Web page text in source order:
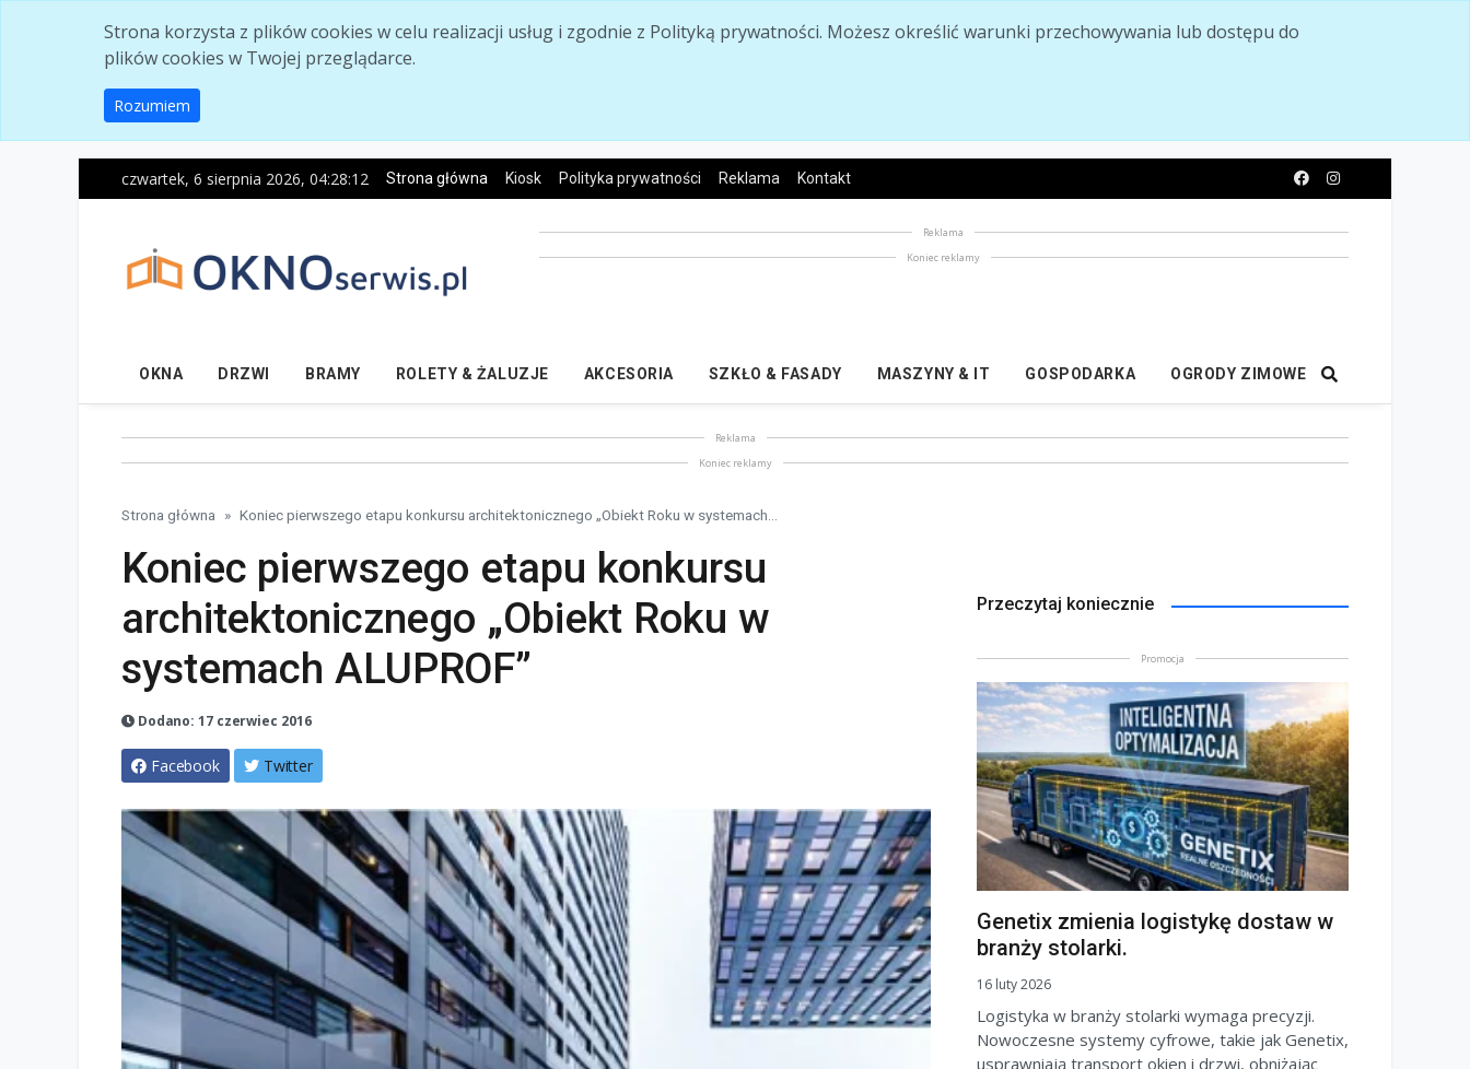
Strona korzysta z plików cookies w celu realizacji usług i zgodnie z Polityką prywatności. Możesz określić warunki przechowywania lub dostępu do
plików cookies w Twojej przeglądarce.
Rozumiem
czwartek, 6 sierpnia 2026, 04:28:13 Strona główna Kiosk Polityka prywatności Reklama Kontakt
Reklama
Koniec reklamy
OKNA DRZWI BRAMY ROLETY & ŻALUZJE AKCESORIA SZKŁO & FASADY MASZYNY & IT GOSPODARKA OGRODY ZIMOWE
Reklama
Koniec reklamy
Strona główna Koniec pierwszego etapu konkursu architektonicznego „Obiekt Roku w systemach...
Koniec pierwszego etapu konkursu
architektonicznego „Obiekt Roku w
systemach ALUPROF”
Dodano: 17 czerwiec 2016
Facebook Twitter
Przeczytaj koniecznie
Promocja
Genetix zmienia logistykę dostaw w
branży stolarki.
16 luty 2026
Logistyka w branży stolarki wymaga precyzji.
Nowoczesne systemy cyfrowe, takie jak Genetix,
usprawniają transport okien i drzwi, obniżając